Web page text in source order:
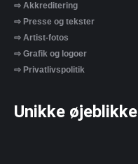
⇨ Akkreditering
⇨ Presse og tekster
⇨ Artist-fotos
⇨ Grafik og logoer
⇨ Privatlivspolitik
Unikke øjeblikke